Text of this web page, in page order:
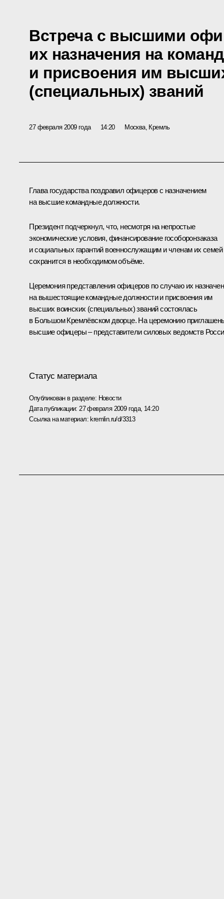
Встреча с высшими
их назначения на
и присвоения им
(специальных) званий
27 февраля 2009 года 14:20 Москва, Кремль
Глава государства поздравил офицеров с назначением
на высшие командные должности.
Президент подчеркнул, что, несмотря на непростые
экономические условия, финансирование гособоронзаказа
и социальных гарантий военнослужащим и членам их семей
сохранится в необходимом объёме.
Церемония представления офицеров по случаю их
на вышестоящие командные должности и присвоения им
высших воинских (специальных) званий состоялась
в Большом Кремлёвском дворце. На церемонию
высшие офицеры – представители силовых ведомств
Статус материала
Опубликован в разделе: Новости
Дата публикации: 27 февраля 2009 года, 14:20
Ссылка на материал:kremlin.ru/d/3313